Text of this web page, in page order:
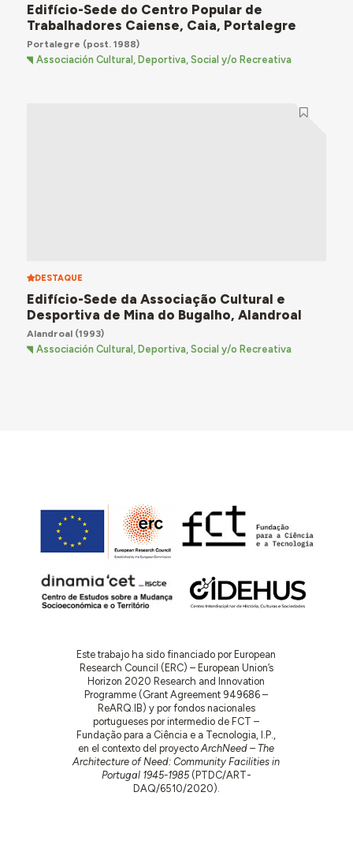
Edifício-Sede do Centro Popular de
Trabalhadores Caiense, Caia, Portalegre
Portalegre (post. 1988)
Associación Cultural, Deportiva, Social y/o Recreativa
DESTAQUE
Edifício-Sede da Associação Cultural e
Desportiva de Mina do Bugalho, Alandroal
Alandroal(1993)
Associación Cultural, Deportiva, Social y/o Recreativa
Este trabajo ha sido financiado por European
Research Council (ERC) – European Union’s
Horizon 2020 Research and Innovation
Programme (Grant Agreement 949686 –
ReARQ.IB) y por fondos nacionales
portugueses por intermedio de FCT –
Fundação para a Ciência e a Tecnologia, I.P.,
en el contexto del proyectoArchNeed – The
Architecture of Need: Community Facilities in
Portugal 1945-1985(PTDC/ART-
DAQ/6510/2020).